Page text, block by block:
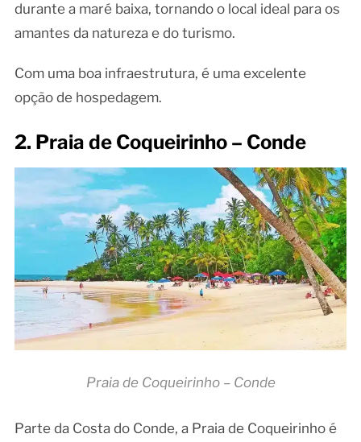
durante a maré baixa, tornando o local ideal para os
amantes da natureza e do turismo.
Com uma boa infraestrutura, é uma excelente
opção de hospedagem.
2. Praia de Coqueirinho – Conde
Praia de Coqueirinho – Conde
Parte da Costa do Conde, a Praia de Coqueirinho é